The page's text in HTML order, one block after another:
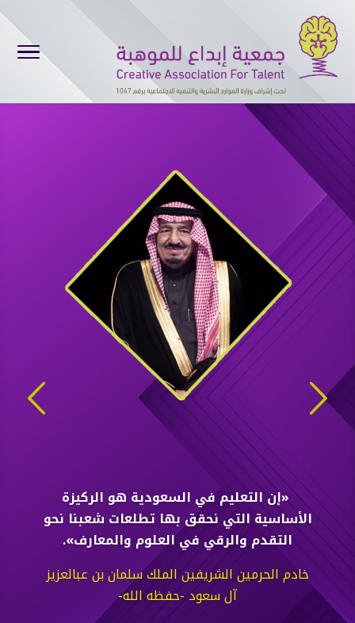
«إن التعليم في السعودية هو الركيزة
الأساسية التي نحقق بها تطلعات شعبنا نحو
التقدم والرقي في العلوم والمعارف».
خادم الحرمين الشريفين الملك سلمان بن عبالعزيز
آل سعود -حفظه الله-